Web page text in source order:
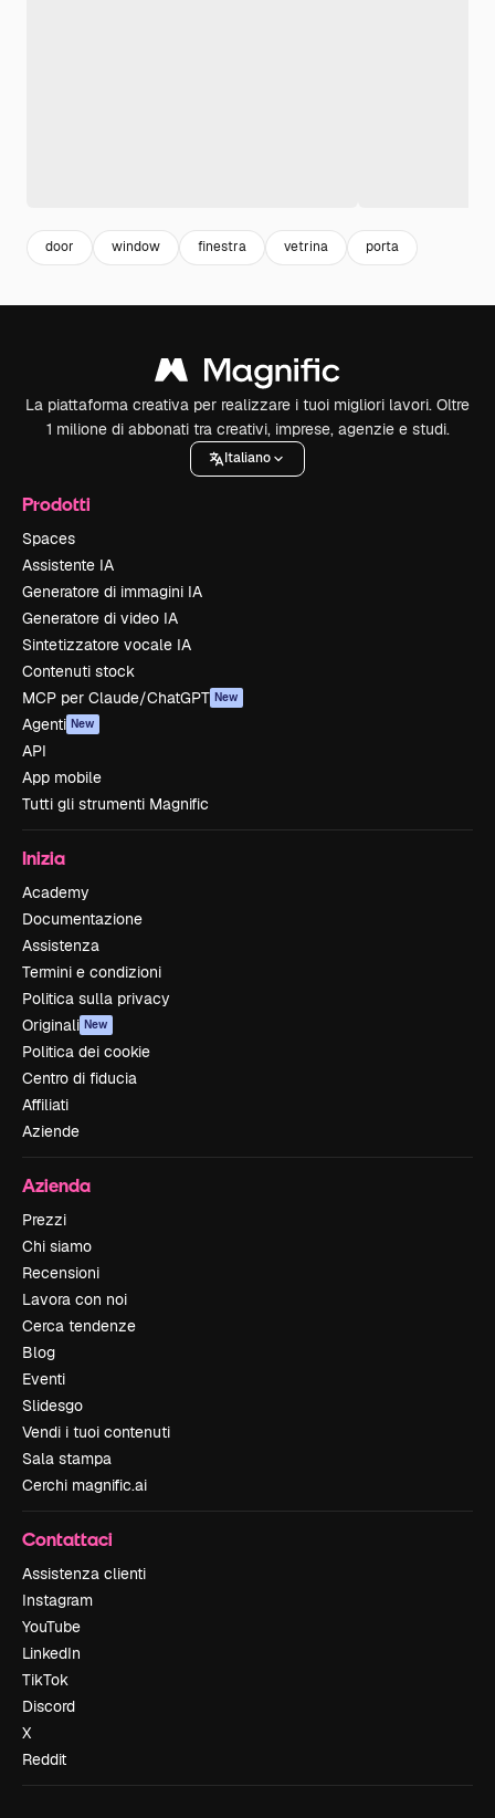
door window finestra vetrina porta
La piattaforma creativa per realizzare i tuoi migliori lavori. Oltre
1 milione di abbonati tra creativi, imprese, agenzie e studi.
Italiano
Prodotti
Spaces
Assistente IA
Generatore di immagini IA
Generatore di video IA
Sintetizzatore vocale IA
Contenuti stock
MCP per Claude/ChatGPT New
Agenti New
API
App mobile
Tutti gli strumenti Magnific
Inizia
Academy
Documentazione
Assistenza
Termini e condizioni
Politica sulla privacy
Originali New
Politica dei cookie
Centro di fiducia
Affiliati
Aziende
Azienda
Prezzi
Chi siamo
Recensioni
Lavora con noi
Cerca tendenze
Blog
Eventi
Slidesgo
Vendi i tuoi contenuti
Sala stampa
Cerchi magnific.ai
Contattaci
Assistenza clienti
Instagram
YouTube
LinkedIn
TikTok
Discord
X
Reddit